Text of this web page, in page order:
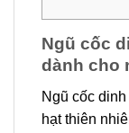
Ngũ cốc
dành cho
Ngũ cốc
hạt thiên